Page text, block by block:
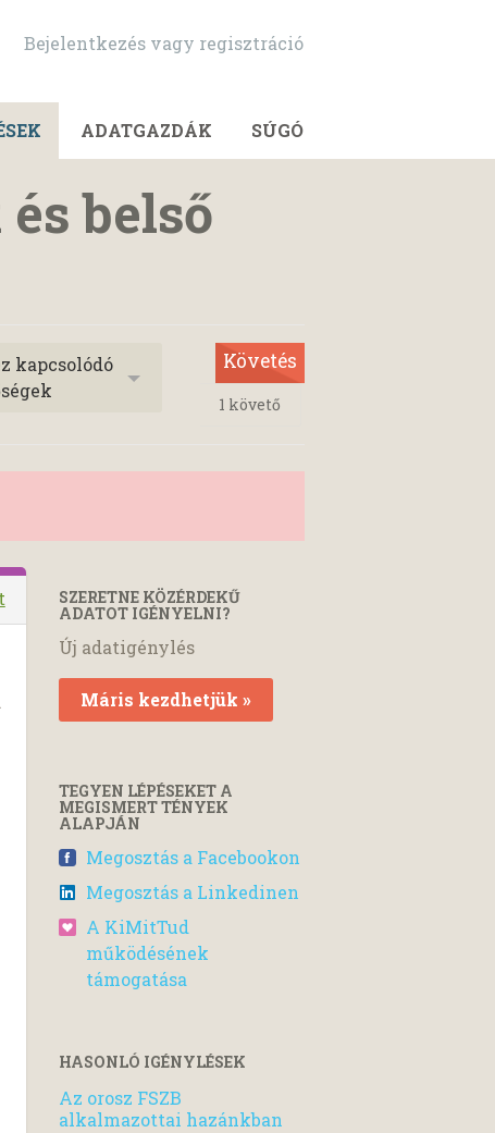
Bejelentkezés vagy regisztráció
ADATGAZDÁK SÚGÓ
belső
kapcsolódó
Követés
1 követő
SZERETNE KÖZÉRDEKŰ
ADATOT IGÉNYELNI?
Új adatigénylés
Máris kezdhetjük »
TEGYEN LÉPÉSEKET A
MEGISMERT TÉNYEK
ALAPJÁN
Megosztás a Facebookon
Megosztás a Linkedinen
A KiMitTud
működésének
támogatása
HASONLÓ IGÉNYLÉSEK
Az orosz FSZB
alkalmazottai hazánkban